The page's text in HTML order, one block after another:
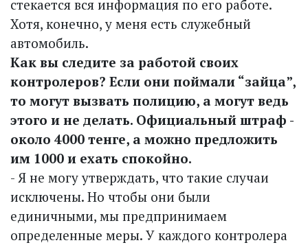
стекается вся информация по его работе.
Хотя, конечно, у меня есть служебный
автомобиль.
Как вы следите за работой своих
контролеров? Если они поймали “зайца”,
то могут вызвать полицию, а могут ведь
этого и не делать. Официальный штраф -
около 4000 тенге, а можно предложить
им 1000 и ехать спокойно.
- Я не могу утверждать, что такие случаи
исключены. Но чтобы они были
единичными, мы предпринимаем
определенные меры. У каждого контролера